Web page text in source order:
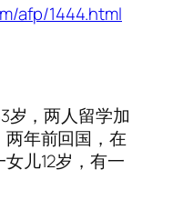
afp/1444.html
岁，两人留学加
年前回国，在
儿12岁，有一